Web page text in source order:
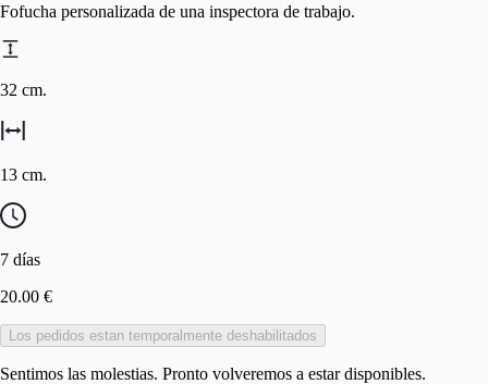
Fofucha personalizada de una inspectora de trabajo.
32 cm.
13 cm.
7 días
20.00 €
Los pedidos estan temporalmente deshabilitados
Sentimos las molestias. Pronto volveremos a estar disponibles.